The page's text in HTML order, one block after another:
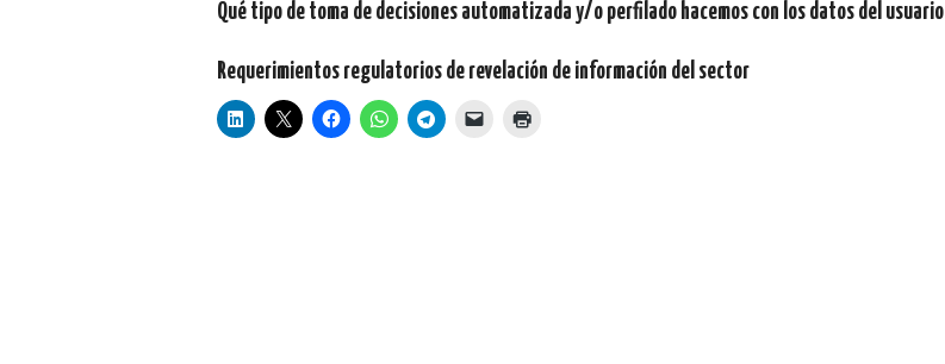
Qué tipo de toma de decisiones automatizada y/o perfilado hacemos con los datos del usuario
Requerimientos regulatorios de revelación de información del sector